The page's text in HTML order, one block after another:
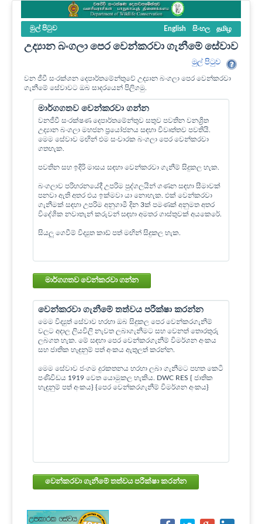
මුල් පි‍ටුව English සිංහල தமிழ
උද්‍යාන බංගලා පෙර වෙන්කරවා ගැනීමේ සේවාව
මුල් පි‍ටුව
වන ජීවී සංරක්ශන දෙපාර්තමේන්තුවේ උද්‍යාන බංගලා පෙර වෙන්කරවා
ගැනීමේ සේවාවට ඔබ සාදරයෙන් පිලිගමු.
මාර්ගගතව වෙන්කරවා ගන්න
වනජීවී සංරක්ෂණ දෙපාර්තමේන්තුව සතුව පවතින වනශ්‍රිත
උද්‍යාන බංගලා මහජන ප්‍රයෝජනය සඳහා විවෘත්තව පවතියි.
මෙම සේවාව මඟින් එම සංචාරක බංගලා පෙර වෙන්කරවා
ගතහැක.
පවතින සහ ඉදිරි මාසය සඳහා වෙන්කරවා ගැනීම් සිදුකල හැක.
බංගලාව පරිහරනයේදී උපරිම පුද්ගලයින් ගණන සඳහා සීමාවක්
පනවා ඇති අතර එය ඉක්මවා යා නොහැක. එක් වෙන්කරවා
ගැනීමක් සඳහා උපරිම අනුගාමී දින 3ක් පමණක් අනුමත අතර
විදේශික නවාතැන් කරුවන් සඳහා අමතර ගාස්තුවක් අයකෙරේ.
සියලු ගෙවීම් විද්‍යුත කාඩ් පත් මඟින් සිදුකල හැක.
මාර්ගගතව වෙන්කරවා ගන්න
වෙන්කරවා ගැනීමේ තත්වය පරීක්ෂා කරන්න
මෙම විද්‍යුත් සේවාව හරහා ඔබ සිදුකල පෙර වෙන්කරගැනීම්
වලට අදාල ලියවිලි නැවත ලබාගැනීමට සහ වෙනත් තොරතුරු
ලබගත හැක. මේ සඳහා පෙර වෙන්කරගැනීම් විමර්ශන අංකය
සහ ජාතික හැඳුනුම් පත් අංකය ඇතුලත් කරන්න.
මෙම සේවාව ජංගම දුරකතනය හරහා ලබා ගැනීමට පහත කෙටි
පණිවිඩය 1919 වෙත යොමුකල හැකිය. DWC RES { ජාතික
හැඳුනුම් පත් අංකය} {පෙර වෙන්කරගැනීම් විමර්ශන අංකය}
වෙන්කරවා ගැනීමේ තත්වය පරීක්ෂා කරන්න